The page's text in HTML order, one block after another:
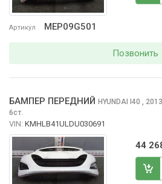
Артикул MEP09G501
Позвонить
БАМПЕР ПЕРЕДНИЙ HYUNDAI I40 , 2013
6ст.
VIN: KMHLB41ULDU030691
44